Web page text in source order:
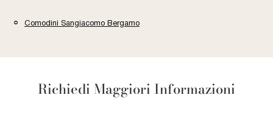
Comodini Sangiacomo Bergamo
Richiedi Maggiori Informazioni